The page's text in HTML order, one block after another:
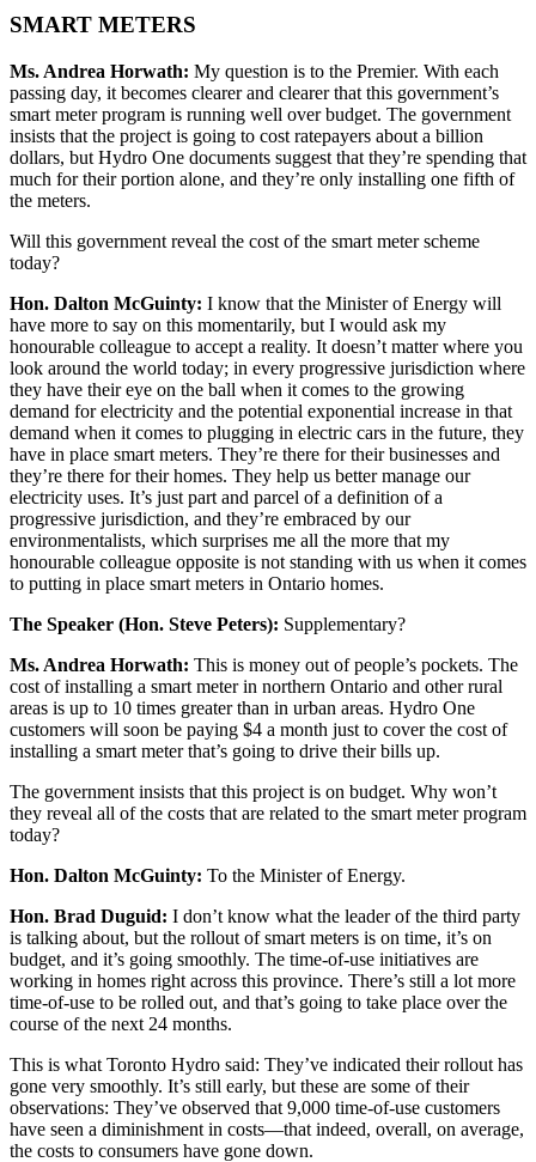
SMART METERS
Ms. Andrea Horwath: My question is to the Premier. With each
passing day, it becomes clearer and clearer that this government’s
smart meter program is running well over budget. The government
insists that the project is going to cost ratepayers about a billion
dollars, but Hydro One documents suggest that they’re spending that
much for their portion alone, and they’re only installing one fifth of
the meters.
Will this government reveal the cost of the smart meter scheme
today?
Hon. Dalton McGuinty: I know that the Minister of Energy will
have more to say on this momentarily, but I would ask my
honourable colleague to accept a reality. It doesn’t matter where you
look around the world today; in every progressive jurisdiction where
they have their eye on the ball when it comes to the growing
demand for electricity and the potential exponential increase in that
demand when it comes to plugging in electric cars in the future, they
have in place smart meters. They’re there for their businesses and
they’re there for their homes. They help us better manage our
electricity uses. It’s just part and parcel of a definition of a
progressive jurisdiction, and they’re embraced by our
environmentalists, which surprises me all the more that my
honourable colleague opposite is not standing with us when it comes
to putting in place smart meters in Ontario homes.
The Speaker (Hon. Steve Peters): Supplementary?
Ms. Andrea Horwath: This is money out of people’s pockets. The
cost of installing a smart meter in northern Ontario and other rural
areas is up to 10 times greater than in urban areas. Hydro One
customers will soon be paying $4 a month just to cover the cost of
installing a smart meter that’s going to drive their bills up.
The government insists that this project is on budget. Why won’t
they reveal all of the costs that are related to the smart meter program
today?
Hon. Dalton McGuinty: To the Minister of Energy.
Hon. Brad Duguid: I don’t know what the leader of the third party
is talking about, but the rollout of smart meters is on time, it’s on
budget, and it’s going smoothly. The time-of-use initiatives are
working in homes right across this province. There’s still a lot more
time-of-use to be rolled out, and that’s going to take place over the
course of the next 24 months.
This is what Toronto Hydro said: They’ve indicated their rollout has
gone very smoothly. It’s still early, but these are some of their
observations: They’ve observed that 9,000 time-of-use customers
have seen a diminishment in costs—that indeed, overall, on average,
the costs to consumers have gone down.